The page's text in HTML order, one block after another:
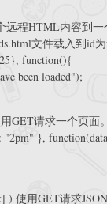
程HTML内容到一
文件载入到id
function(){
been loaded");
GET请求一个页面。
"2pm" },
) 使用GET请求JSON